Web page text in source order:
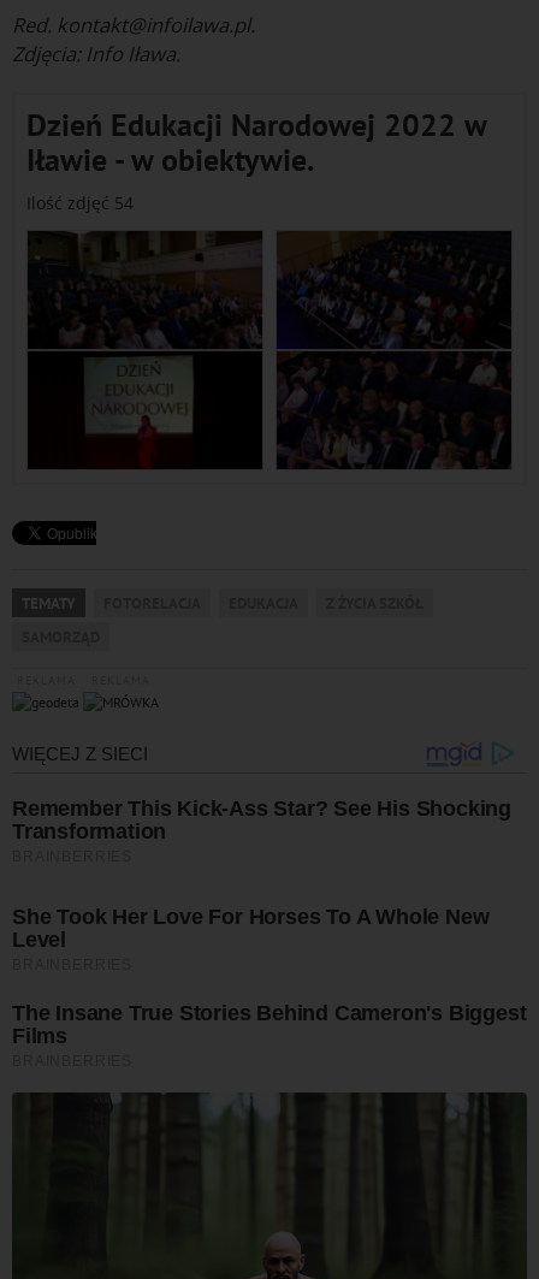
Red. kontakt@infoilawa.pl.
Zdjęcia: Info Iława.
Dzień Edukacji Narodowej 2022 w
Iławie - w obiektywie.
Ilość zdjęć 54
TEMATY